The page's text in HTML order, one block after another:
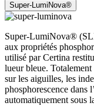
Super-LumiNova®
Super-LumiNova®
aux propriétés
utilisé par Certina
lueur bleue.
sur les aiguilles, les
phosphorescence dans
automatiquement sous